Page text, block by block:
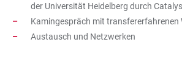
der Universität Heidelberg durch
Kamingespräch mit transfererfahrenen
Austausch und Netzwerken